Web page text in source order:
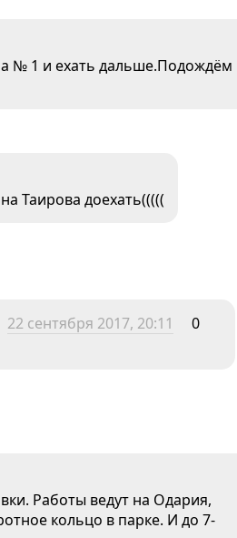
№ 1 и ехать дальше.Подождём
Таирова доехать(((((
22 сентября 2017, 20:11
0
Работы ведут на Одария,
кольцо в парке. И до 7-